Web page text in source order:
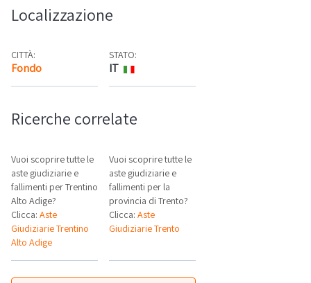
Localizzazione
CITTÀ:
Fondo Mappa
STATO:
IT
Ricerche correlate
Vuoi scoprire tutte le
aste giudiziarie e
fallimenti per Trentino
Alto Adige?
Clicca: Aste
Giudiziarie Trentino
Alto Adige
Vuoi scoprire tutte le
aste giudiziarie e
fallimenti per la
provincia di Trento?
Clicca:Aste
Giudiziarie Trento